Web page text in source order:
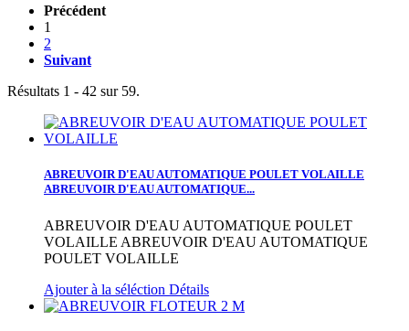
Précédent
1
2
Suivant
Résultats 1 - 42 sur 59.
ABREUVOIR D'EAU AUTOMATIQUE POULET VOLAILLE
ABREUVOIR D'EAU AUTOMATIQUE...
ABREUVOIR D'EAU AUTOMATIQUE POULET
VOLAILLE ABREUVOIR D'EAU AUTOMATIQUE
POULET VOLAILLE
Ajouter à la séléction Détails